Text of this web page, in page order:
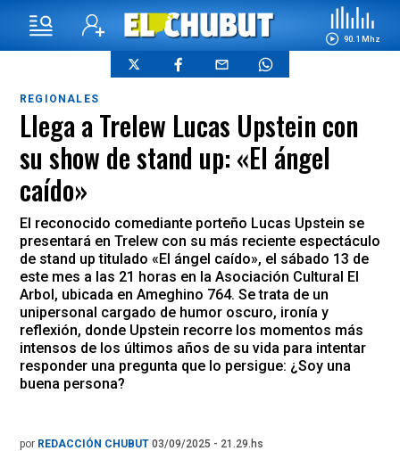
90.1 Mhz
REGIONALES
Llega a Trelew Lucas Upstein con
su show de stand up: «El ángel
caído»
El reconocido comediante porteño Lucas Upstein se
presentará en Trelew con su más reciente espectáculo
de stand up titulado «El ángel caído», el sábado 13 de
este mes a las 21 horas en la Asociación Cultural El
Arbol, ubicada en Ameghino 764. Se trata de un
unipersonal cargado de humor oscuro, ironía y
reflexión, donde Upstein recorre los momentos más
intensos de los últimos años de su vida para intentar
responder una pregunta que lo persigue: ¿Soy una
buena persona?
por REDACCIÓN CHUBUT 03/09/2025 - 21.29.hs